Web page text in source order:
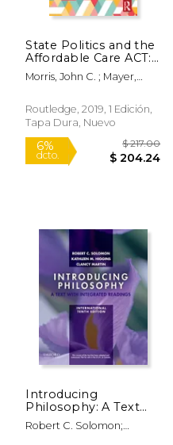
50% $ 211.37
$ 105.69
State Politics and the
Affordable Care ACT:
Choices and
Decisions (en Inglés)
Morris, John C. ; Mayer,
C.
Routledge, 2019, 1 Edición,
Tapa Dura, Nuevo
Introducing
Philosophy: A Text
With Integrated
Readings (en Inglés)
Robert C. Solomon;